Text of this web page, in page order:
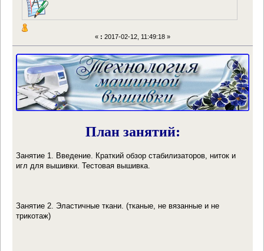
« : 2017-02-12, 11:49:18 »
План занятий:
Занятие 1. Введение. Краткий обзор стабилизаторов, ниток и
игл для вышивки. Тестовая вышивка.
Занятие 2. Эластичные ткани. (тканые, не вязанные и не
трикотаж)